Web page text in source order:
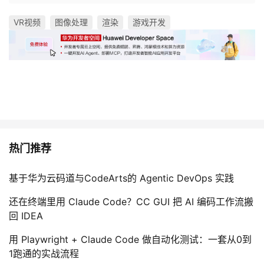
VR视频 图像处理 渲染 游戏开发
热门推荐
基于华为云码道与CodeArts的 Agentic DevOps 实践
还在终端里用 Claude Code？CC GUI 把 AI 编码工作流搬
回 IDEA
用 Playwright + Claude Code 做自动化测试：一套从0到
1跑通的实战流程